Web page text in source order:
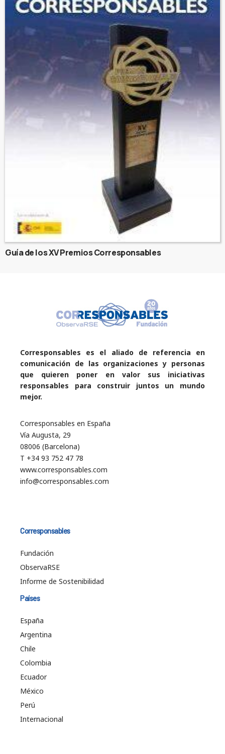
Guía de los XV Premios Corresponsables
Corresponsables es el aliado de referencia en
comunicación de las organizaciones y personas
que quieren poner en valor sus iniciativas
responsables para construir juntos un mundo
mejor.
Corresponsables en España
Vía Augusta, 29
08006 (Barcelona)
T +34 93 752 47 78
www.corresponsables.com
info@corresponsables.com
Corresponsables
Fundación
ObservaRSE
Informe de Sostenibilidad
Países
España
Argentina
Chile
Colombia
Ecuador
México
Perú
Internacional